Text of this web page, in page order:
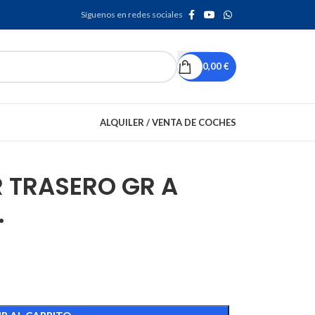
Síguenos en redes sociales
0,00€
ALQUILER / VENTA DE COCHES
GR A